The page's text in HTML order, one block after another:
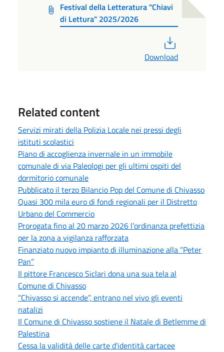
Festival della Letteratura "Chiavi
di Lettura" 2025/2026
Download
Related content
Servizi mirati della Polizia Locale nei pressi degli
istituti scolastici
Piano di accoglienza invernale in un immobile
comunale di via Paleologi per gli ultimi ospiti del
dormitorio comunale
Pubblicato il terzo Bilancio Pop del Comune di Chivasso
Quasi 300 mila euro di fondi regionali per il Distretto
Urbano del Commercio
Prorogata fino al 20 marzo 2026 l’ordinanza prefettizia
per la zona a vigilanza rafforzata
Finanziato nuovo impianto di illuminazione alla “Peter
Pan”
Il pittore Francesco Siclari dona una sua tela al
Comune di Chivasso
“Chivasso si accende”, entrano nel vivo gli eventi
natalizi
Il Comune di Chivasso sostiene il Natale di Betlemme di
Palestina
Cessa la validità delle carte d'identità cartacee